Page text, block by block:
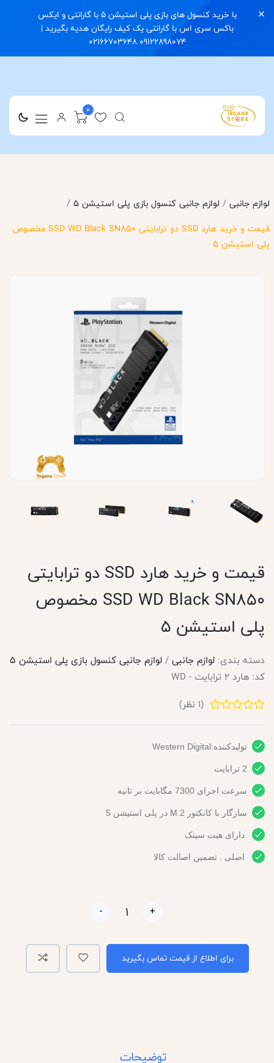
با خرید کنسول های بازی پلی استیشن 5 با گارانتی و ایکس
باکس سری اس با گارانتی یک کیف رایگان هدیه بگیرید |
09122898074 02166703648
0
لوازم جانبی / لوازم جانبی کنسول بازی پلی استیشن 5 /
قیمت و خرید هارد SSD دو ترابایتی SSD WD Black SN850 مخصوص
پلی استیشن 5
قیمت و خرید هارد SSD دو ترابایتی
SSD WD Black SN850 مخصوص
پلی استیشن 5
دسته بندی: لوازم جانبی/لوازم جانبی کنسول بازی پلی استیشن 5
کد: هارد 2 ترابایت - WD
(
1 نظر)
تولیدکننده:Western Digital
2 ترابایت
سرعت اجرای 7300 مگابایت بر ثانیه
سازگار با کانکتور M.2 در پلی استیشن 5
دارای هیت سینک
اصلی . تضمین اصالت کالا
- +
برای اطلاع از قیمت تماس بگیرید
توضیحات